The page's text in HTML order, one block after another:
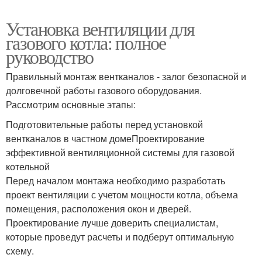
Установка вентиляции для
газового котла: полное
руководство
Правильный монтаж вентканалов - залог безопасной и
долговечной работы газового оборудования.
Рассмотрим основные этапы:
Подготовительные работы перед установкой
вентканалов в частном домеПроектирование
эффективной вентиляционной системы для газовой
котельной
Перед началом монтажа необходимо разработать
проект вентиляции с учетом мощности котла, объема
помещения, расположения окон и дверей.
Проектирование лучше доверить специалистам,
которые проведут расчеты и подберут оптимальную
схему.